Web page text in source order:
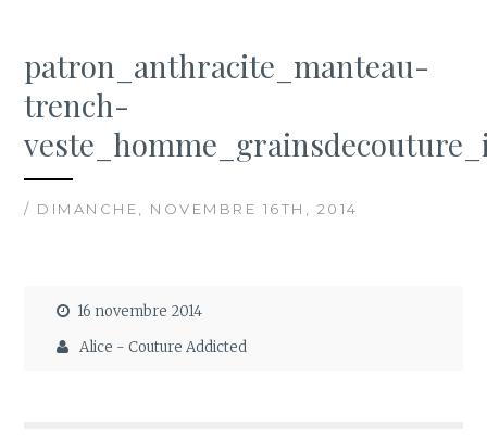
patron_anthracite_manteau-
trench-
/ DIMANCHE, NOVEMBRE 16TH, 2014
16 novembre 2014
Alice - Couture Addicted